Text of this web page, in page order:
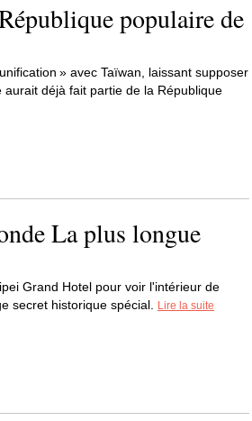
populaire de
» avec Taïwan, laissant supposer
aurait déjà fait partie de la République
La plus longue
Grand Hotel pour voir l'intérieur de
secret historique spécial.
Lire la suite